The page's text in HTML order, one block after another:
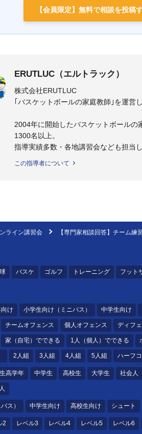
【会員限定】無料で相談を投稿
ERUTLUC（エルトラック）
株式会社ERUTLUC
｢バスケットボールの家庭教師｣を運営
2004年に開始したバスケットボール
1300名以上。
指導実績多数・各地講習会なども担当
2017年U12ナショナルキャンプヘッド
2018年U22日本代表スプリングキャン
2018年～2021年男子日本代表サポート
2021年～女子日本代表アシスタントコ
この指導者について
ライン講習会 【専門家相談回答】チーム練
バスケ ゴルフ トレーニング フット
け 小学生向け（ミニバス） 中学生向け
チームオフェンス 個人オフェンス ディフ
家（自宅）でできる 1人（個人）でできる
2人組 3人組 4人組 5人組 ハーフ
高学年 中学生 高校生 大学生 社会人
ス） 中学生向け 高校生向け シュート
2 レベル3 レベル4 レベル5 レベル6